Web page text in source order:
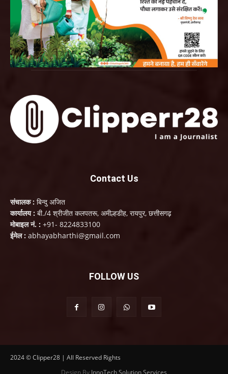
Contact Us
संचालक : बिन्दु अजित
कार्यालय : बी./4 श्रीजीत कलपतरू, अमील्हडीह, रायपुर, छत्तीसगढ़
मोबाइल नं. : +91- 8224833100
ईमेल : abhayabharthi@gmail.com
FOLLOW US
2024 © Clipper28 | All Reserved Rights